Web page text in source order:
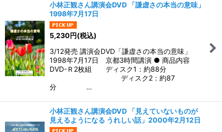
小林正観さん講演会DVD 「謙虚さの本当の意味」
1998年7月17日
5,230円(税込)
3/12発売 講演会DVD「謙虚さの本当の意味」
1998年7月17日 京都3時間講演 ● 商品内容
DVD-Ｒ2枚組 ディスク1：約88分
ディスク2：約87
分 …
小林正観さん講演会DVD 「見えていないものが
見えるようになる うれしい話」2000年2月12日